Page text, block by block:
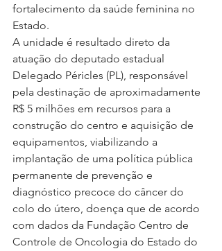
fortalecimento da saúde feminina no
Estado.
A unidade é resultado direto da
atuação do deputado estadual
Delegado Péricles (PL), responsável
pela destinação de aproximadamente
R$ 5 milhões em recursos para a
construção do centro e aquisição de
equipamentos, viabilizando a
implantação de uma política pública
permanente de prevenção e
diagnóstico precoce do câncer do
colo do útero, doença que de acordo
com dados da Fundação Centro de
Controle de Oncologia do Estado do